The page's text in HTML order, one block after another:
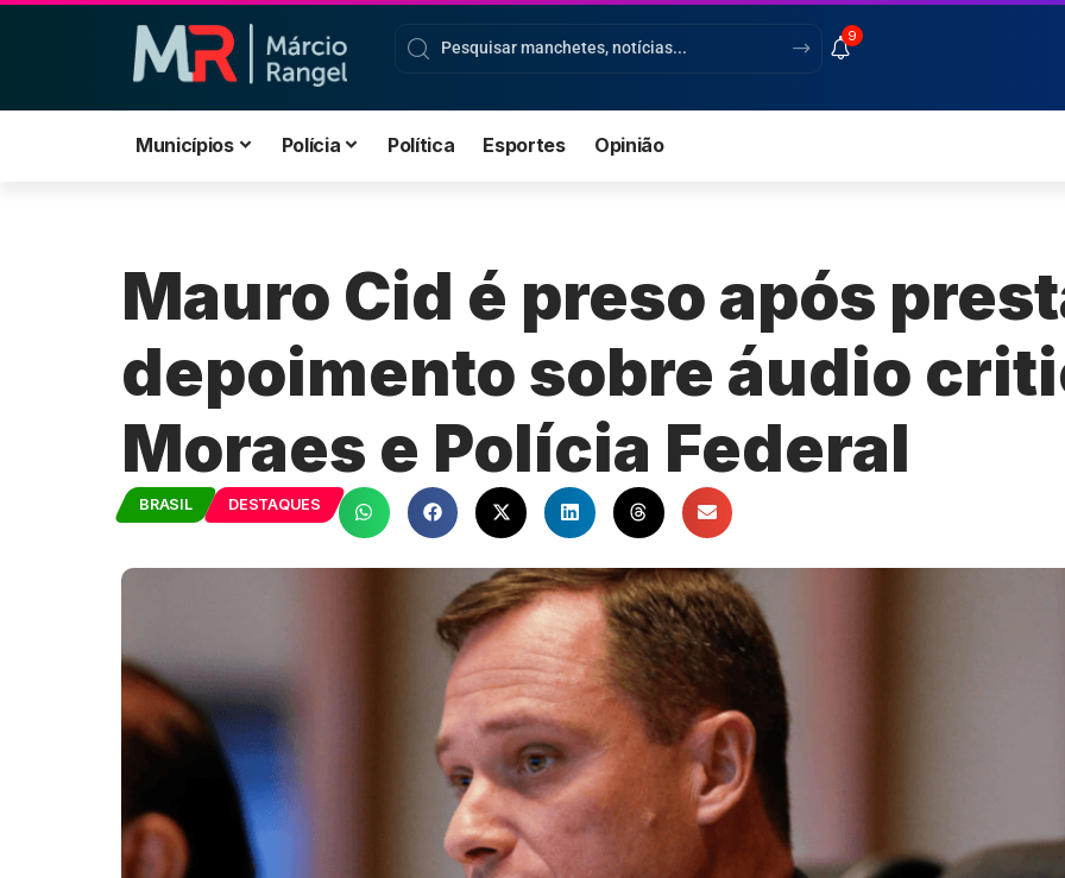
9
Municípios Polícia Política Esportes Opinião
Mauro Cid é preso após
depoimento sobre áudio
Moraes e Polícia Federal
BRASIL DESTAQUES